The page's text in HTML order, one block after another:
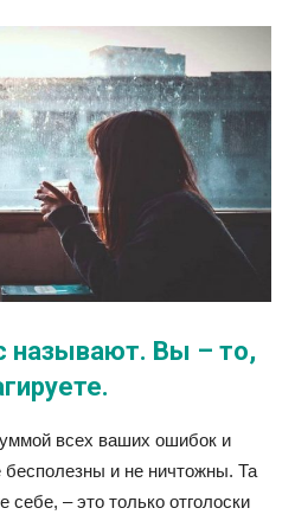
называют. Вы – то,
всех ваших ошибок и
и не ничтожны. Та
себе, – это только отголоски